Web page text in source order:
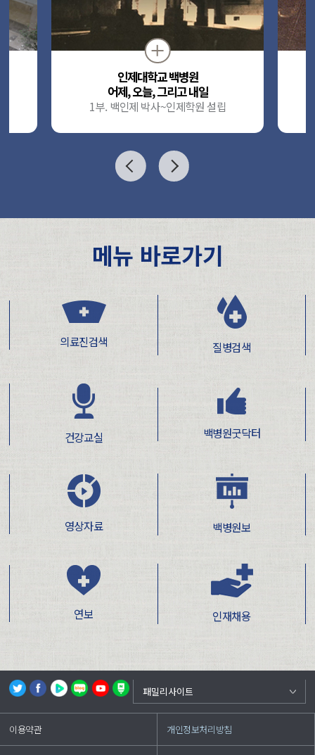
인제대학교 백병원
어제, 오늘, 그리고 내일
1부. 백인제 박사~인제학원 설립
메뉴 바로가기
의료진검색 질병검색
건강교실 백병원굿닥터
영상자료 백병원보
연보 인재채용
패밀리사이트
백중앙의료원
부산백병원
상계백병원
이용약관 개인정보처리방침